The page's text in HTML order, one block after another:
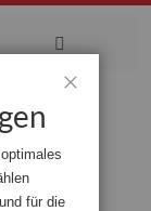
für die